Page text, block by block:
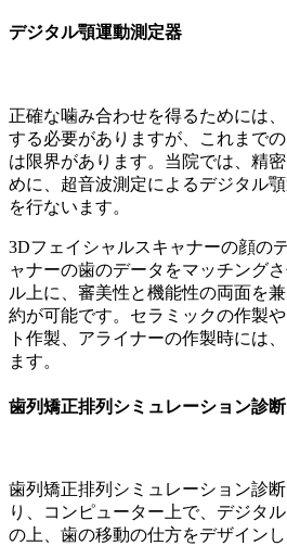
デジタル顎運動測定器
正確な噛み合わせを得るためには
する必要がありますが、これまで
は限界があります。当院では、精
めに、超音波測定によるデジタル
を行ないます。
3Dフェイシャルスキャナーの顔の
ャナーの歯のデータをマッチング
ル上に、審美性と機能性の両面を
約が可能です。セラミックの作製
ト作製、アライナーの作製時には
ます。
歯列矯正排列シミュレーション診
歯列矯正排列シミュレーション診
り、コンピューター上で、デジタ
の上、歯の移動の仕方をデザイン